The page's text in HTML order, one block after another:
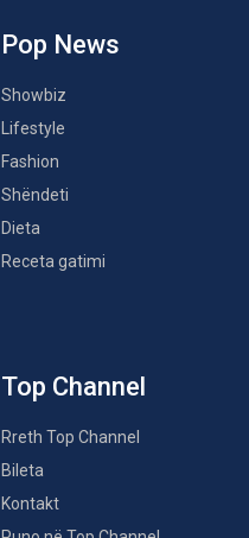
Pop News
Showbiz
Lifestyle
Fashion
Shëndeti
Dieta
Receta gatimi
Top Channel
Rreth Top Channel
Bileta
Kontakt